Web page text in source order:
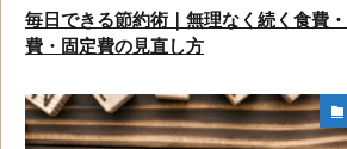
毎日できる節約術｜無理なく続く食費
費・固定費の見直し方